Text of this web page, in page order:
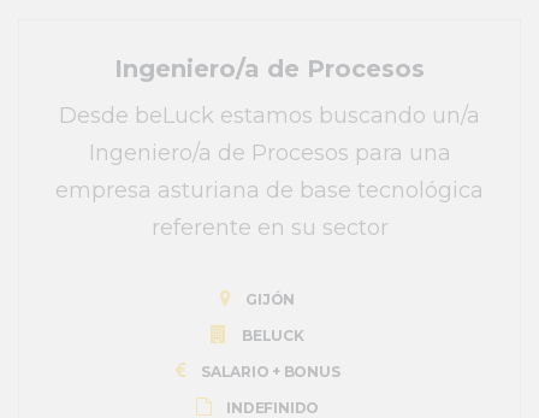
Ingeniero/a de Procesos
Desde beLuck estamos buscando un/a
Ingeniero/a de Procesos para una
empresa asturiana de base tecnológica
referente en su sector
GIJÓN
BELUCK
SALARIO + BONUS
INDEFINIDO